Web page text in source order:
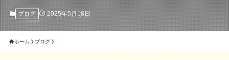
ブログ 2025年5月18日
ホーム ブログ